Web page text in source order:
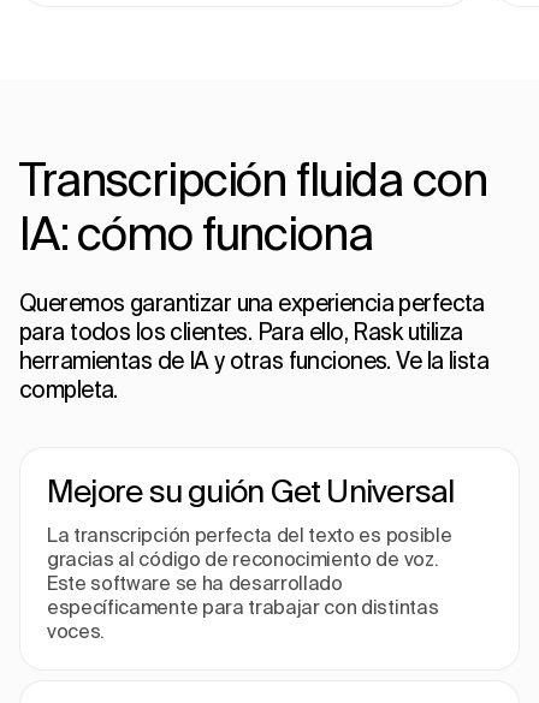
Transcripción fluida con
IA: cómo funciona
Queremos garantizar una experiencia perfecta
para todos los clientes. Para ello, Rask utiliza
herramientas de IA y otras funciones. Ve la lista
completa.
Mejore su guión Get Universal
La transcripción perfecta del texto es posible
gracias al código de reconocimiento de voz.
Este software se ha desarrollado
específicamente para trabajar con distintas
voces.